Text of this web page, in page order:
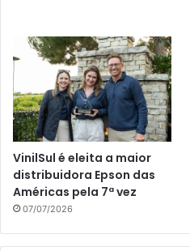
VinilSul é eleita a maior
distribuidora Epson das
Américas pela 7ª vez
07/07/2026